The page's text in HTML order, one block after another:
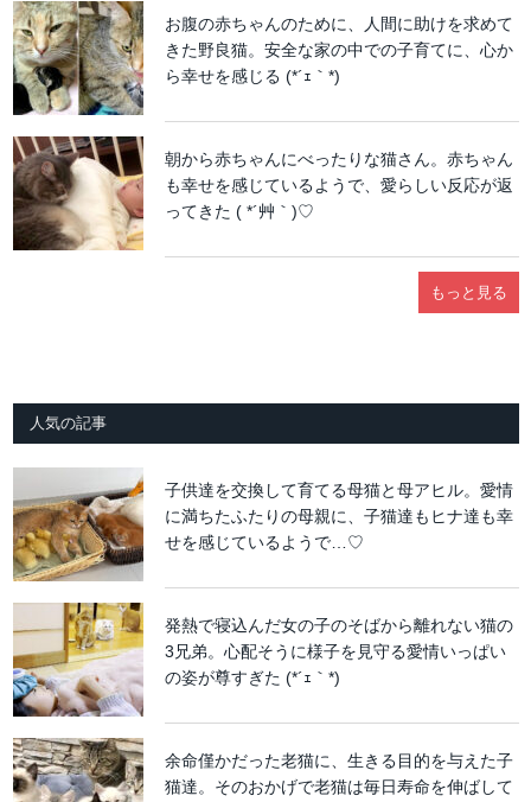
お腹の赤ちゃんのために、人間に助けを求めて
きた野良猫。安全な家の中での子育てに、心か
ら幸せを感じる (*´ｪ｀*)
朝から赤ちゃんにべったりな猫さん。赤ちゃん
も幸せを感じているようで、愛らしい反応が返
ってきた ( *´艸｀)♡
もっと見る
人気の記事
子供達を交換して育てる母猫と母アヒル。愛情
に満ちたふたりの母親に、子猫達もヒナ達も幸
せを感じているようで…♡
発熱で寝込んだ女の子のそばから離れない猫の
3兄弟。心配そうに様子を見守る愛情いっぱい
の姿が尊すぎた (*´ｪ｀*)
余命僅かだった老猫に、生きる目的を与えた子
猫達。そのおかげで老猫は毎日寿命を伸ばして